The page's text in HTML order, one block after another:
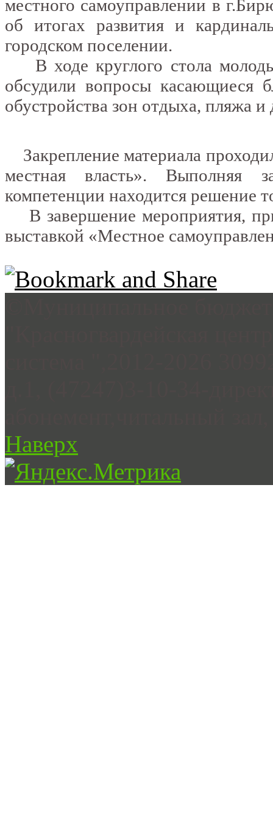
местного самоуправлении в
об итогах развития и
городском поселении.
В ходе круглого стола
обсудили вопросы касающиеся
обустройства зон отдыха, пляжа и
Закрепление материала
местная власть». Выполняя
компетенции находится решение
В завершение мероприятия,
выставкой «Местное
Наверх